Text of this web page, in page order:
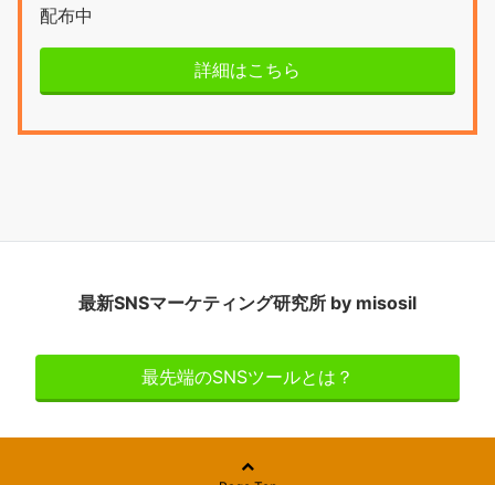
配布中
詳細はこちら
最新SNSマーケティング研究所 by misosil
最先端のSNSツールとは？